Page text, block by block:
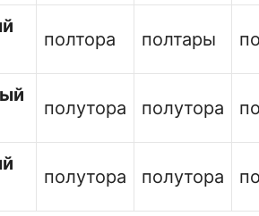
полтора полтары
полутора полутора
полутора полутора